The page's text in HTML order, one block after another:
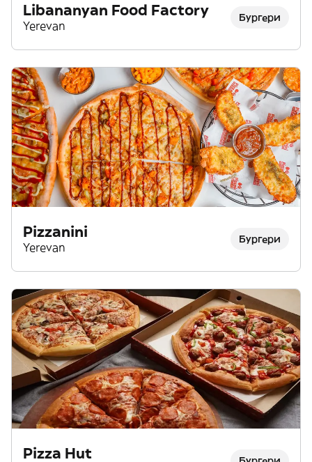
Libananyan Food Factory
Yerevan
Бургери
Pizzanini
Yerevan
Бургери
Pizza Hut